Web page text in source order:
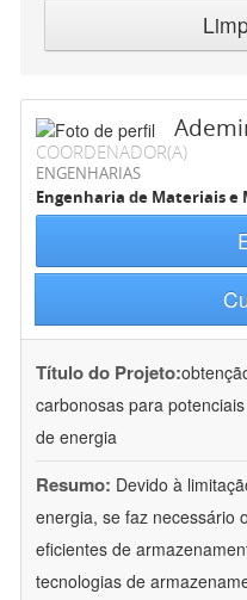
COORDENADOR(A)
ENGENHARIAS
Engenharia de Materiais e
Título do Projeto:
carbonosas para
de energia
Resumo: Devido à
energia, se faz necessário
eficientes de
tecnologias de